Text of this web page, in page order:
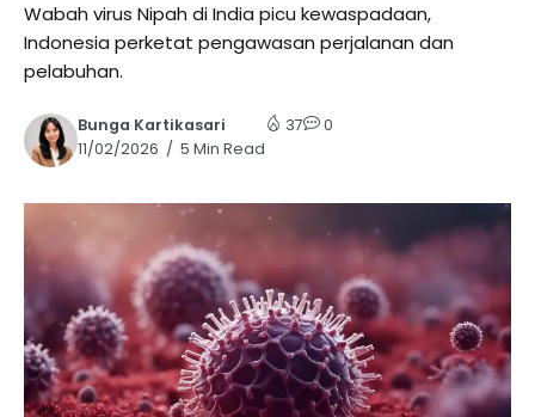
Wabah virus Nipah di India picu kewaspadaan,
Indonesia perketat pengawasan perjalanan dan
pelabuhan.
Bunga Kartikasari
11/02/2026
5 Min Read
37 0